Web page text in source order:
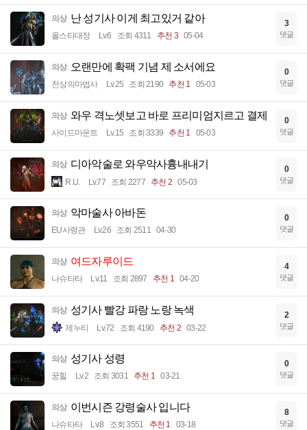
의상 난 성기사 이게 최고있거 같아
올스타대장 Lv.6 조회 4311 추천 3 05-04
3
댓글
의상 오랜만에 확팩 기념 제 소서에요
천상의마법사 Lv.25 조회 2190 추천 1 05-03
0
댓글
의상 와우 격노셋보고 바로 프리미엄지르고 결제
사이드마운트 Lv.15 조회 3339 추천 1 05-03
0
댓글
의상 디아악술로 와우악사흉내내기
R.U. Lv.77 조회 2277 추천 2 05-03
0
댓글
의상 악마술사 아바돈
EU사령관 Lv.26 조회 2511 04-30
0
댓글
의상 여드자루이드
나슈타타 Lv.11 조회 2897 추천 1 04-20
4
댓글
의상 성기사 빨강 파랑 노랑 녹색
제누티 Lv.72 조회 4190 추천 2 03-22
2
댓글
의상 성기사 성령
꿍힐 Lv.2 조회 3031 추천 1 03-21
0
댓글
의상 이번시즌 강령술사 입니다
나슈타타 Lv.8 조회 3551 추천 1 03-18
8
댓글